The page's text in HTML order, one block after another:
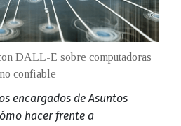
DALL-E sobre computadoras
confiable
encargados de Asuntos
hacer frente a